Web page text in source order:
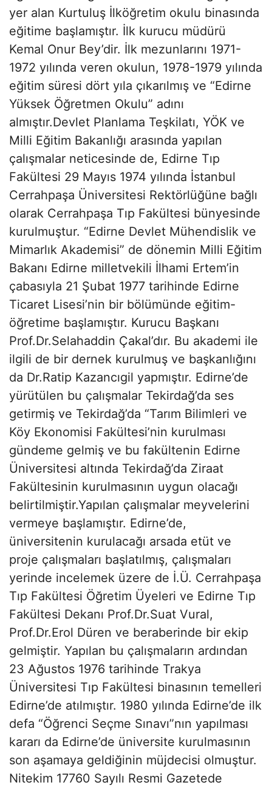
yer alan Kurtuluş İlköğretim okulu binasında
eğitime başlamıştır. İlk kurucu müdürü
Kemal Onur Bey’dir. İlk mezunlarını 1971-
1972 yılında veren okulun, 1978-1979 yılında
eğitim süresi dört yıla çıkarılmış ve “Edirne
Yüksek Öğretmen Okulu” adını
almıştır.Devlet Planlama Teşkilatı, YÖK ve
Milli Eğitim Bakanlığı arasında yapılan
çalışmalar neticesinde de, Edirne Tıp
Fakültesi 29 Mayıs 1974 yılında İstanbul
Cerrahpaşa Üniversitesi Rektörlüğüne bağlı
olarak Cerrahpaşa Tıp Fakültesi bünyesinde
kurulmuştur. “Edirne Devlet Mühendislik ve
Mimarlık Akademisi” de dönemin Milli Eğitim
Bakanı Edirne milletvekili İlhami Ertem’in
çabasıyla 21 Şubat 1977 tarihinde Edirne
Ticaret Lisesi’nin bir bölümünde eğitim-
öğretime başlamıştır. Kurucu Başkanı
Prof.Dr.Selahaddin Çakal’dır. Bu akademi ile
ilgili de bir dernek kurulmuş ve başkanlığını
da Dr.Ratip Kazancıgil yapmıştır. Edirne’de
yürütülen bu çalışmalar Tekirdağ’da ses
getirmiş ve Tekirdağ’da “Tarım Bilimleri ve
Köy Ekonomisi Fakültesi’nin kurulması
gündeme gelmiş ve bu fakültenin Edirne
Üniversitesi altında Tekirdağ’da Ziraat
Fakültesinin kurulmasının uygun olacağı
belirtilmiştir.Yapılan çalışmalar meyvelerini
vermeye başlamıştır. Edirne’de,
üniversitenin kurulacağı arsada etüt ve
proje çalışmaları başlatılmış, çalışmaları
yerinde incelemek üzere de İ.Ü. Cerrahpaşa
Tıp Fakültesi Öğretim Üyeleri ve Edirne Tıp
Fakültesi Dekanı Prof.Dr.Suat Vural,
Prof.Dr.Erol Düren ve beraberinde bir ekip
gelmiştir. Yapılan bu çalışmaların ardından
23 Ağustos 1976 tarihinde Trakya
Üniversitesi Tıp Fakültesi binasının temelleri
Edirne’de atılmıştır. 1980 yılında Edirne’de ilk
defa “Öğrenci Seçme Sınavı”nın yapılması
kararı da Edirne’de üniversite kurulmasının
son aşamaya geldiğinin müjdecisi olmuştur.
Nitekim 17760 Sayılı Resmi Gazetede